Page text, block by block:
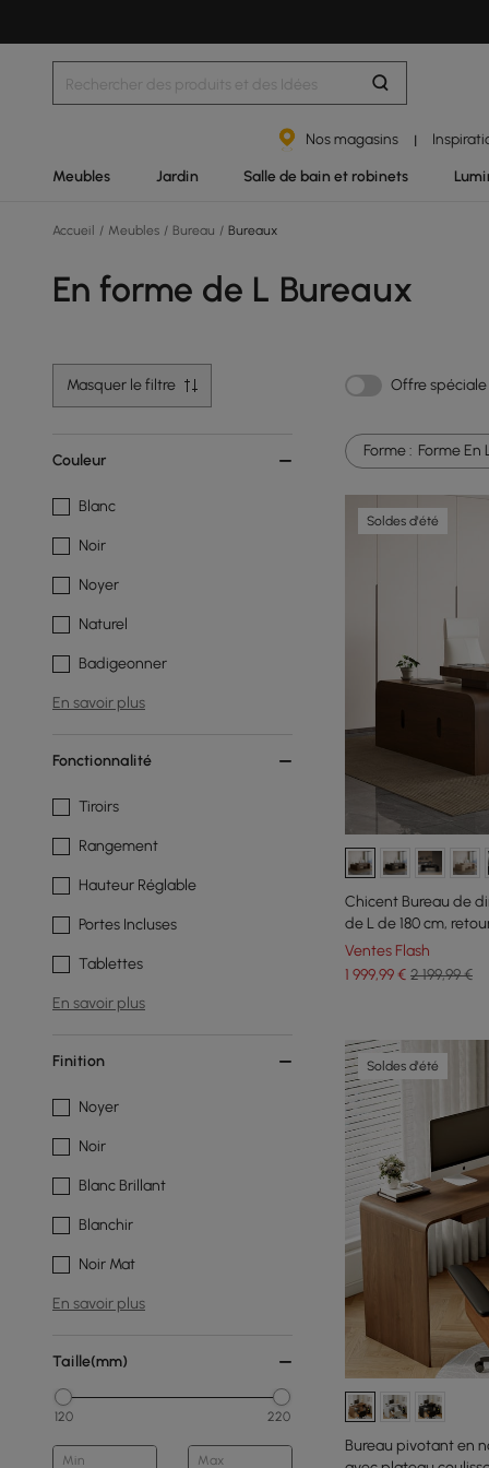
Nos magasins |
Meubles Jardin Salle de bain et robinets
Accueil / Meubles / Bureau / Bureaux
En forme de L Bureaux
Masquer le filtre Offre spéciale
Couleur
Blanc
Noir
Noyer
Naturel
Badigeonner
En savoir plus
Fonctionnalité
Tiroirs
Rangement
Hauteur Réglable
Portes Incluses
Tablettes
En savoir plus
Finition
Noyer
Noir
Blanc Brillant
Blanchir
Noir Mat
En savoir plus
Taille(mm)
120 220
Min Max
Forme : Forme En
Soldes d'été
Chicent Bureau de
de L de 180 cm,
Ventes Flash
1 999,99€ 2 199,99 €
Soldes d'été
Bureau pivotant en